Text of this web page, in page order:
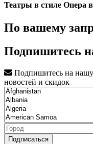
Театры в стиле Опера
По вашему
Подпишитесь
Подпишитесь на нашу
новостей и скидок
Подписаться